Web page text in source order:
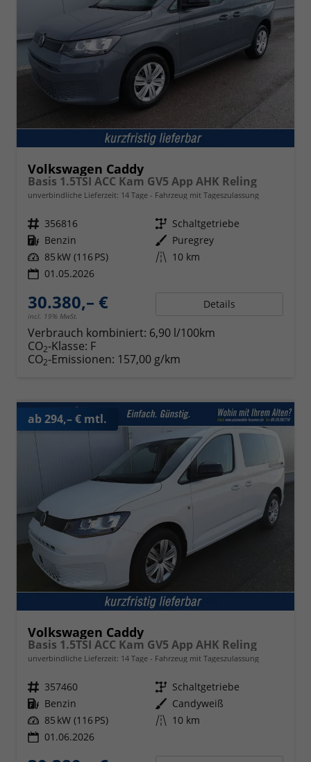
Volkswagen Caddy
Basis 1.5TSI ACC Kam GV5 App AHK Reling
unverbindliche Lieferzeit: 14 Tage Fahrzeug mit Tageszulassung
Fahrzeugnr. 356816 Getriebe Schaltgetriebe
Kraftstoff Benzin Außenfarbe Puregrey
Leistung 85 kW (116 PS) Kilometerstand 10 km
01.05.2026
30.380,– €
incl. 19% MwSt.
Details
Verbrauch kombiniert: 6,90 l/100km
CO2-Klasse: F
CO2-Emissionen: 157,00 g/km
ab 294,– € mtl.
Volkswagen Caddy
Basis 1.5TSI ACC Kam GV5 App AHK Reling
unverbindliche Lieferzeit: 14 Tage Fahrzeug mit Tageszulassung
Fahrzeugnr. 357460 Getriebe Schaltgetriebe
Kraftstoff Benzin Außenfarbe Candyweiß
Leistung 85 kW (116 PS) Kilometerstand 10 km
01.06.2026